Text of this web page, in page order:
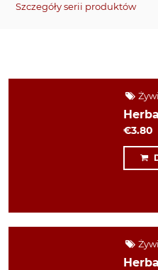
Szczegóły serii produktów
€3.80